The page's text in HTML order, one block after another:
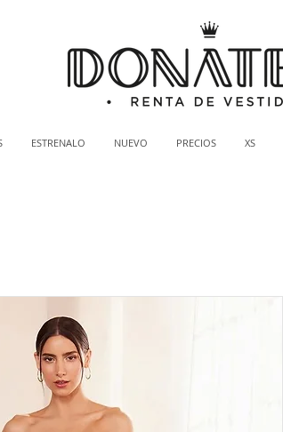
ESTRENALO NUEVO PRECIOS XS